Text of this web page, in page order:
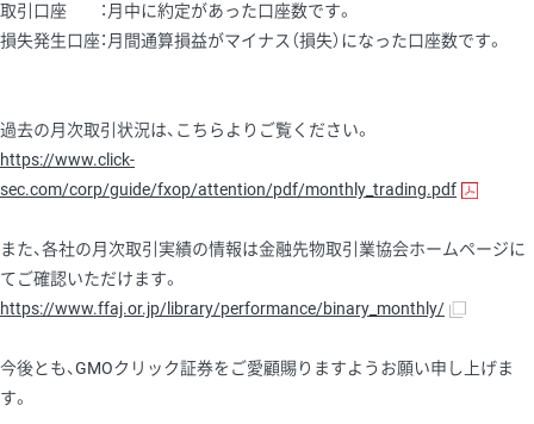
取引口座 ：月中に約定があった口座数です。
損失発生口座：月間通算損益がマイナス（損失）になった口座数です。
過去の月次取引状況は、こちらよりご覧ください。
https://www.click-
sec.com/corp/guide/fxop/attention/pdf/monthly_trading.pdf
また、各社の月次取引実績の情報は金融先物取引業協会ホームページに
てご確認いただけます。
https://www.ffaj.or.jp/library/performance/binary_monthly/
今後とも、GMOクリック証券をご愛顧賜りますようお願い申し上げま
す。